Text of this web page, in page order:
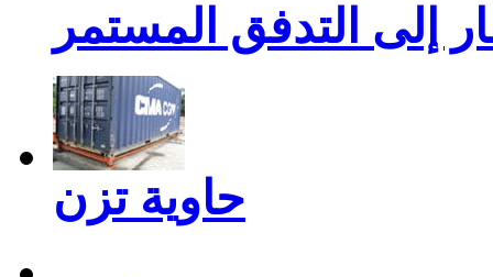
إلى التدفق المستمر
حاوية تزن